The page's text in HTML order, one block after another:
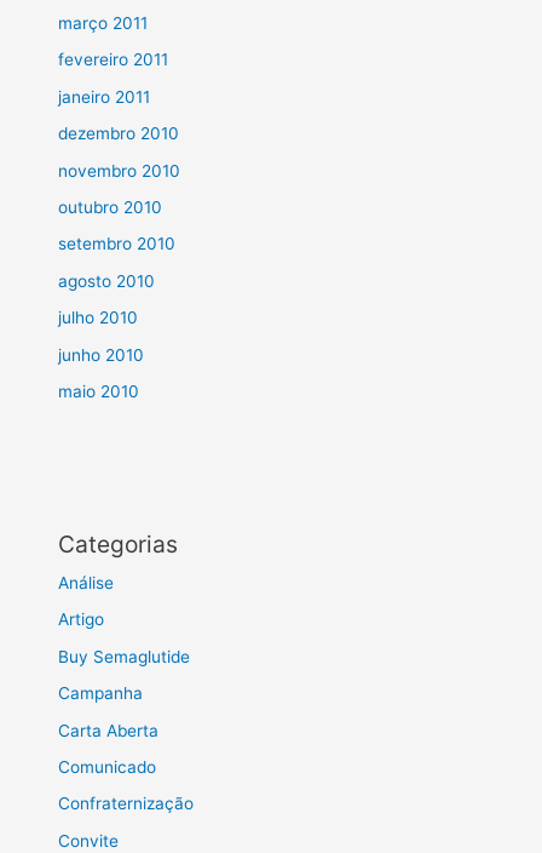
março 2011
fevereiro 2011
janeiro 2011
dezembro 2010
novembro 2010
outubro 2010
setembro 2010
agosto 2010
julho 2010
junho 2010
maio 2010
Categorias
Análise
Artigo
Buy Semaglutide
Campanha
Carta Aberta
Comunicado
Confraternização
Convite